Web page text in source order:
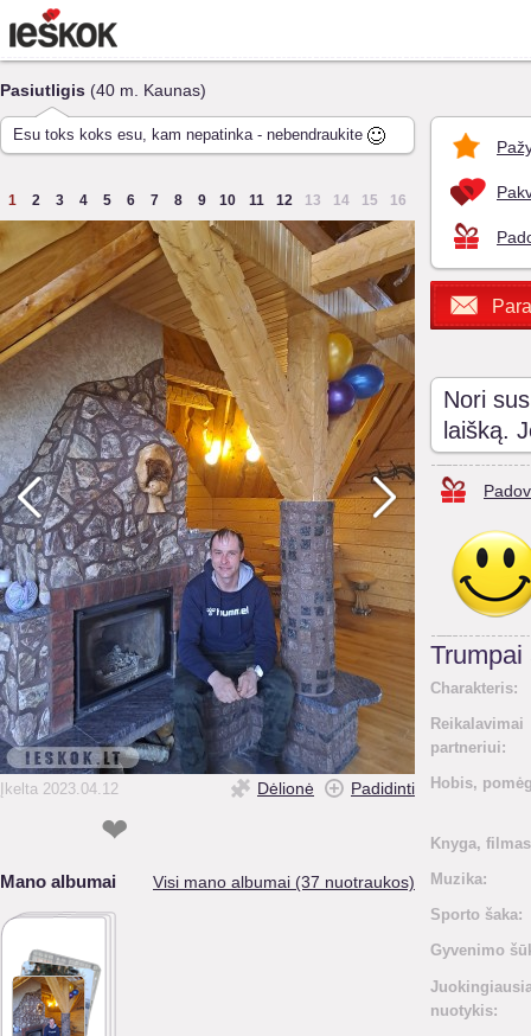
Pasiutligis (40 m. Kaunas)
Esu toks koks esu, kam nepatinka - nebendraukite
1 2 3 4 5 6 7 8 9 10 11 12 13 14 15 16
Įkelta 2023.04.12 Dėlionė Padidinti
❤
Mano albumai Visi mano albumai (37 nuotraukos)
Nori
laišką.
Trumpai
Charakteris:
Reikalavimai
partneriui:
Hobis,
Knyga,
Muzika:
Sporto šaka:
Gyvenimo
nuotykis: